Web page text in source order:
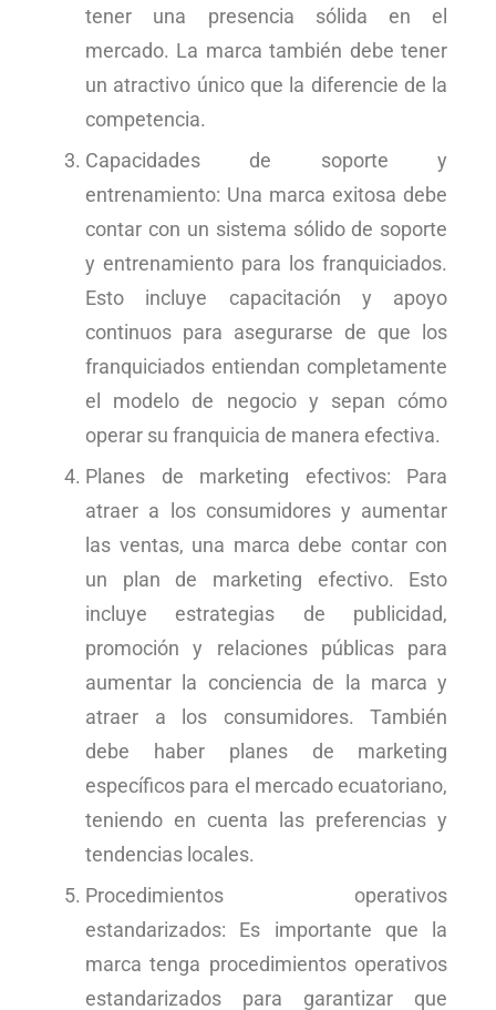
tener una presencia sólida en el
mercado. La marca también debe tener
un atractivo único que la diferencie de la
competencia.
Capacidades de soporte y
entrenamiento: Una marca exitosa debe
contar con un sistema sólido de soporte
y entrenamiento para los franquiciados.
Esto incluye capacitación y apoyo
continuos para asegurarse de que los
franquiciados entiendan completamente
el modelo de negocio y sepan cómo
operar su franquicia de manera efectiva.
Planes de marketing efectivos: Para
atraer a los consumidores y aumentar
las ventas, una marca debe contar con
un plan de marketing efectivo. Esto
incluye estrategias de publicidad,
promoción y relaciones públicas para
aumentar la conciencia de la marca y
atraer a los consumidores. También
debe haber planes de marketing
específicos para el mercado ecuatoriano,
teniendo en cuenta las preferencias y
tendencias locales.
Procedimientos operativos
estandarizados: Es importante que la
marca tenga procedimientos operativos
estandarizados para garantizar que